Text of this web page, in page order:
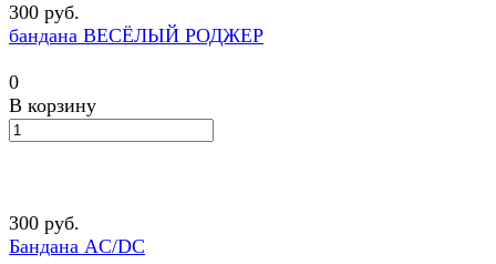
300 руб.
бандана ВЕСЁЛЫЙ РОДЖЕР
0
В корзину
300 руб.
Бандана AC/DC